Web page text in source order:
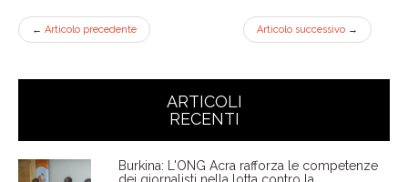
← Articolo precedente Articolo successivo →
ARTICOLI
RECENTI
Burkina: L'ONG Acra rafforza le competenze
dei giornalisti nella lotta contro la